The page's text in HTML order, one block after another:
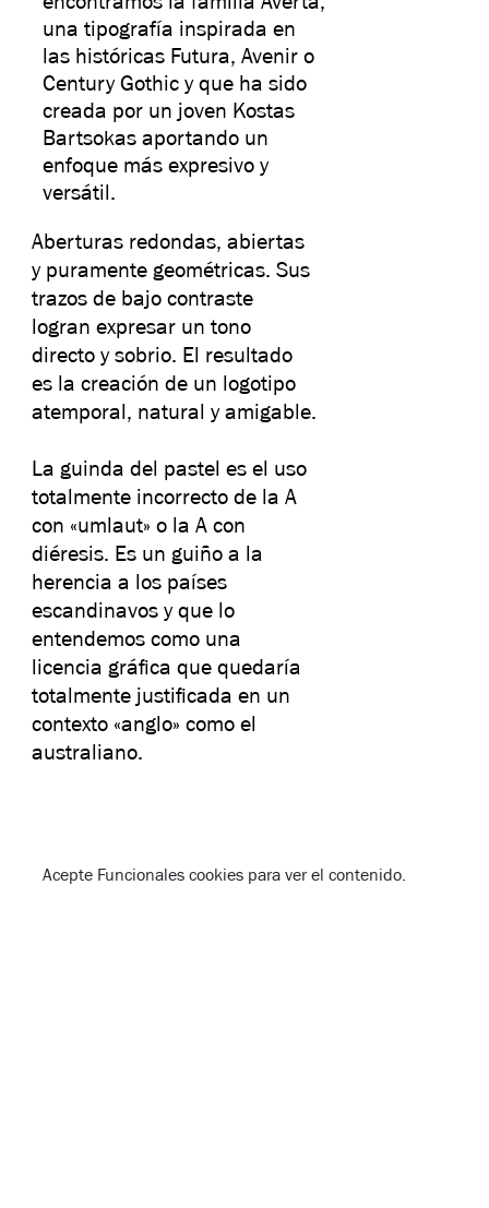
una tipografía inspirada en
las históricas Futura, Avenir o
Century Gothic y que ha sido
creada por un joven Kostas
Bartsokas aportando un
enfoque más expresivo y
versátil.
Aberturas redondas, abiertas
y puramente geométricas. Sus
trazos de bajo contraste
logran expresar un tono
directo y sobrio. El resultado
es la creación de un logotipo
atemporal, natural y amigable.
La guinda del pastel es el uso
totalmente incorrecto de la A
con «umlaut» o la A con
diéresis. Es un guiño a la
herencia a los países
escandinavos y que lo
entendemos como una
licencia gráfica que quedaría
totalmente justificada en un
contexto «anglo» como el
australiano.
Acepte Funcionales cookies para ver el contenido.